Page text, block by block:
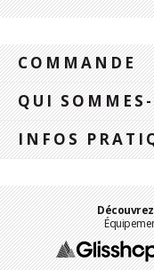
COMMANDE
QUI
INFOS